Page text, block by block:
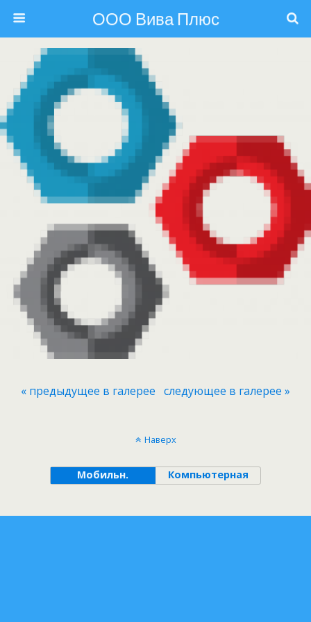
ООО Вива Плюс
« предыдущее в галерее следующее в галерее »
Наверх
Мобильн. Компьютерная